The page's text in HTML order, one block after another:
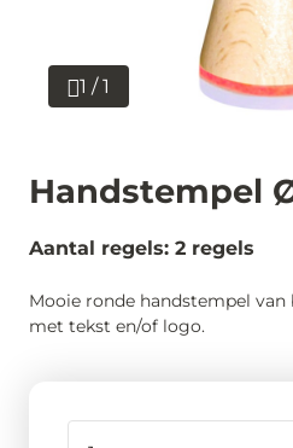
1 / 1
Handstempel
Aantal regels: 2 regels
Mooie ronde handstempel van
met tekst en/of logo.